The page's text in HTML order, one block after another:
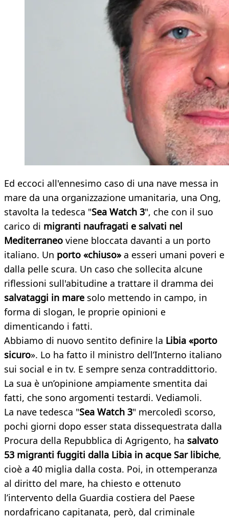
Ed eccoci all'ennesimo caso di una nave messa in
mare da una organizzazione umanitaria, una Ong,
stavolta la tedesca "Sea Watch 3", che con il suo
carico di migranti naufragati e salvati nel
Mediterraneo viene bloccata davanti a un porto
italiano. Un porto «chiuso» a esseri umani poveri e
dalla pelle scura. Un caso che sollecita alcune
riflessioni sull'abitudine a trattare il dramma dei
salvataggi in mare solo mettendo in campo, in
forma di slogan, le proprie opinioni e
dimenticando i fatti.
Abbiamo di nuovo sentito definire la Libia «porto
sicuro». Lo ha fatto il ministro dell’Interno italiano
sui social e in tv. E sempre senza contraddittorio.
La sua è un’opinione ampiamente smentita dai
fatti, che sono argomenti testardi. Vediamoli.
La nave tedesca "Sea Watch 3" mercoledì scorso,
pochi giorni dopo esser stata dissequestrata dalla
Procura della Repubblica di Agrigento, ha salvato
53 migranti fuggiti dalla Libia in acque Sar libiche,
cioè a 40 miglia dalla costa. Poi, in ottemperanza
al diritto del mare, ha chiesto e ottenuto
l’intervento della Guardia costiera del Paese
nordafricano capitanata, però, dal criminale